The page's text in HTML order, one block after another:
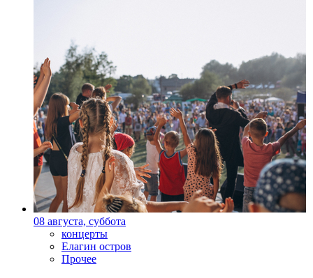
08 августа, суббота
концерты
Елагин остров
Прочее